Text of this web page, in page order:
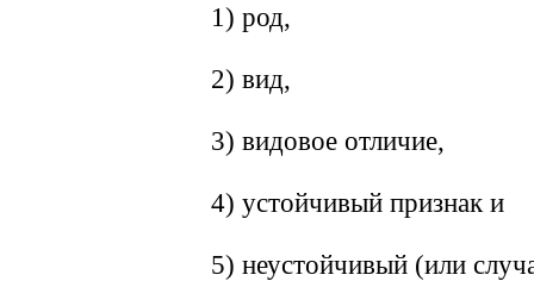
1) род,
2) вид,
3) видовое отличие,
4) устойчивый признак и
5) неустойчивый (или